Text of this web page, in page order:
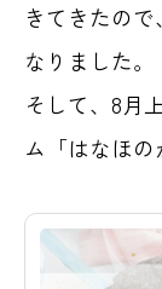
きてきたの
なりました。
そして、8月
ム「はなほの